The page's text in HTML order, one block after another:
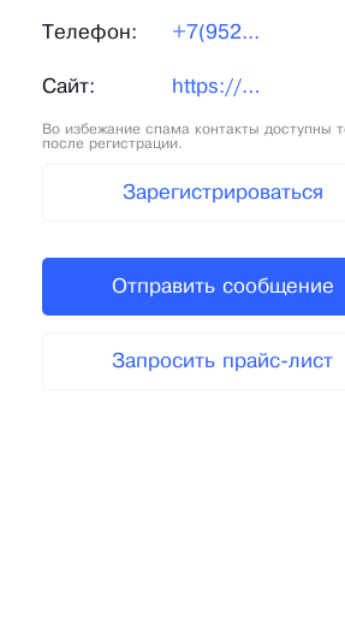
Телефон: +7(952...
Сайт: https://yamb39.com/
Во избежание спама контакты доступны
после регистрации.
Зарегистрироваться
Отправить сообщение
Запросить прайс-лист